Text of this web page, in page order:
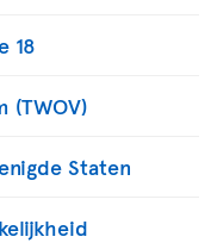
18
(TWOV)
Staten